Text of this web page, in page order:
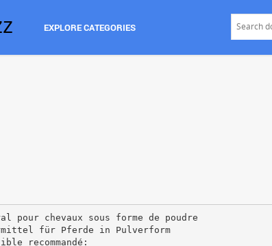
EXPLORE CATEGORIES
pour chevaux sous forme de poudre
für Pferde in Pulverform
recommandé: